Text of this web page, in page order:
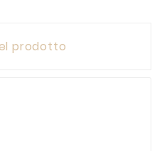
prodotto